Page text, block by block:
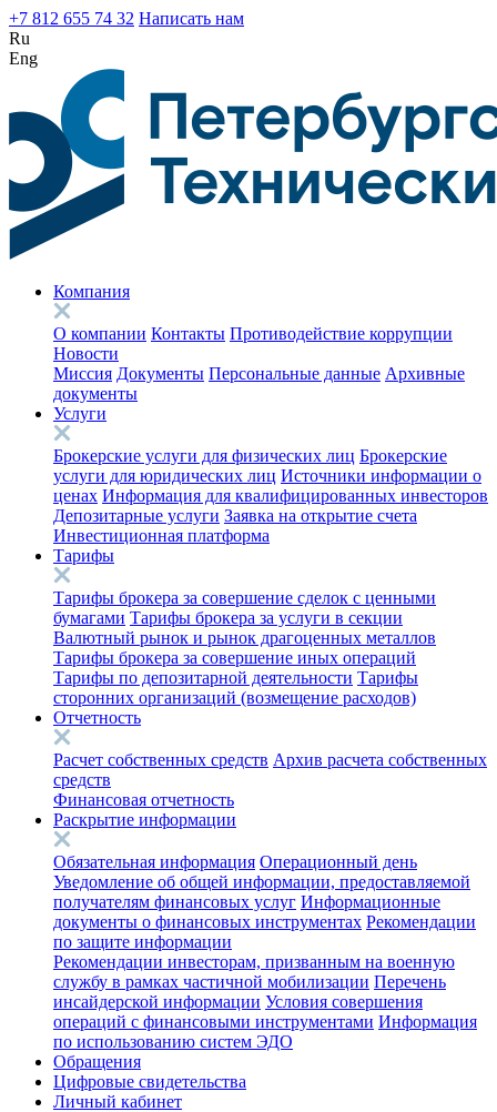
+7 812 655 74 32 Написать нам
Ru
Eng
Компания
О компании Контакты Противодействие коррупции
Новости
Миссия Документы Персональные данные Архивные
документы
Услуги
Брокерские услуги для физических лиц Брокерские
услуги для юридических лиц Источники информации о
ценах Информация для квалифицированных инвесторов
Депозитарные услуги Заявка на открытие счета
Инвестиционная платформа
Тарифы
Тарифы брокера за совершение сделок с ценными
бумагами Тарифы брокера за услуги в секции
Валютный рынок и рынок драгоценных металлов
Тарифы брокера за совершение иных операций
Тарифы по депозитарной деятельности Тарифы
сторонних организаций (возмещение расходов)
Отчетность
Расчет собственных средств Архив расчета собственных
средств
Финансовая отчетность
Раскрытие информации
Обязательная информация Операционный день
Уведомление об общей информации, предоставляемой
получателям финансовых услуг Информационные
документы о финансовых инструментах Рекомендации
по защите информации
Рекомендации инвесторам, призванным на военную
службу в рамках частичной мобилизации Перечень
инсайдерской информации Условия совершения
операций с финансовыми инструментами Информация
по использованию систем ЭДО
Обращения
Цифровые свидетельства
Личный кабинет